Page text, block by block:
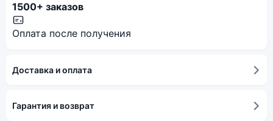
1500+ заказов
Оплата после получения
Доставка и оплата
Гарантия и возврат